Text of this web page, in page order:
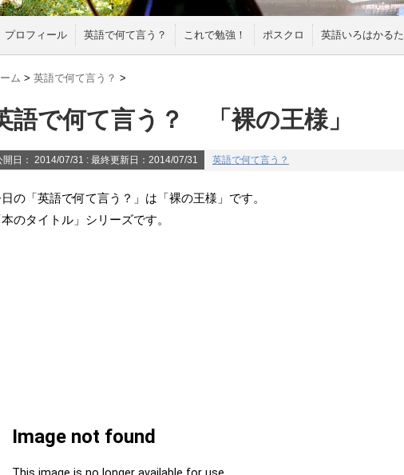
プロフィール 英語で何て言う？ これで勉強！ ポスクロ 英語いろはかるた
ム > 英語で何て言う？ >
語で何て言う？ 「裸の王様」
開日： 2014/07/31 : 最終更新日：2014/07/31 英語で何て言う？
の「英語で何て言う？」は「裸の王様」です。
本のタイトル」シリーズです。